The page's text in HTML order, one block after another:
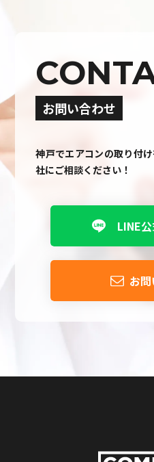
お問い合わせ
神戸でエアコンの取り付
社にご相談ください！
LINE
お